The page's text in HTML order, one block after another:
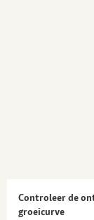
Controleer de
groeicurve